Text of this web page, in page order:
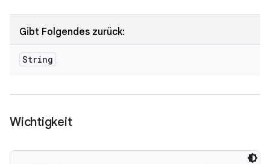
Gibt Folgendes zurück:
String
Wichtigkeit